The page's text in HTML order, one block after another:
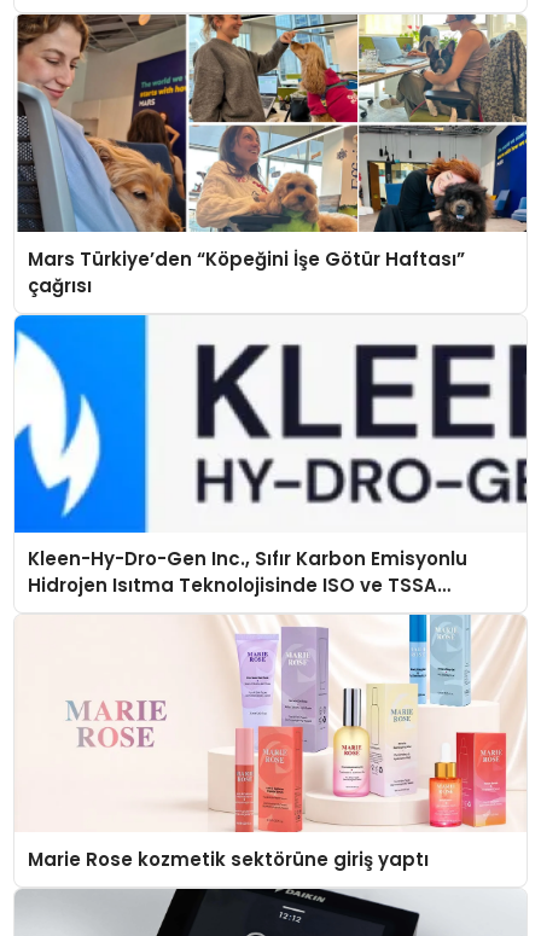
Mars Türkiye’den “Köpeğini İşe Götür Haftası”
çağrısı
Kleen-Hy-Dro-Gen Inc., Sıfır Karbon Emisyonlu
Hidrojen Isıtma Teknolojisinde ISO ve TSSA
Düzenleyici Onaylarını Aldı
Marie Rose kozmetik sektörüne giriş yaptı